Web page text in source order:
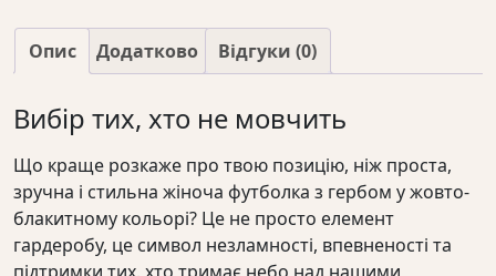
блакитним
кількість
Опис Додатково Відгуки (0)
Вибір тих, хто не мовчить
Що краще розкаже про твою позицію, ніж проста,
зручна і стильна жіноча футболка з гербом у жовто-
блакитному кольорі? Це не просто елемент
гардеробу, це символ незламності, впевненості та
підтримки тих, хто тримає небо над нашими